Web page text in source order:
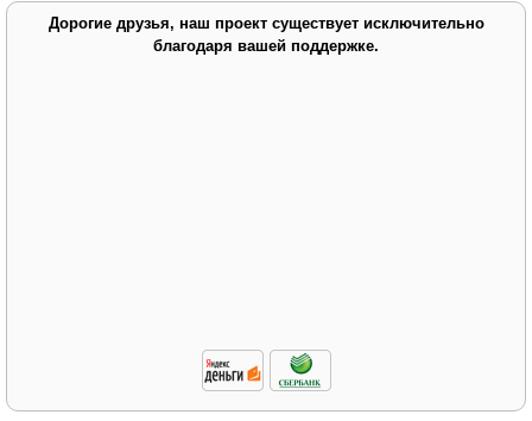
Дорогие друзья, наш проект существует исключительно
благодаря вашей поддержке.